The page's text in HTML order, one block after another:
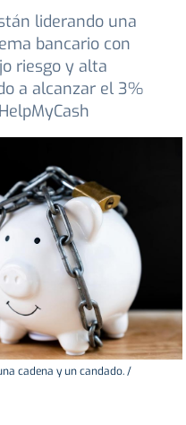
liderando una
bancario con
riesgo y alta
a alcanzar el 3%
cadena y un candado. /